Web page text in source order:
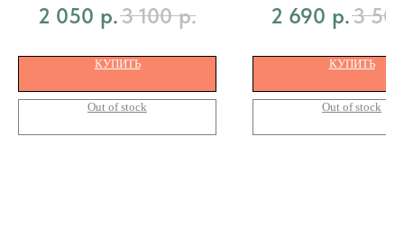
2 050 р.3 100 р.
КУПИТЬ
Out of stock
2 690 р.3
КУПИТЬ
Out of stock